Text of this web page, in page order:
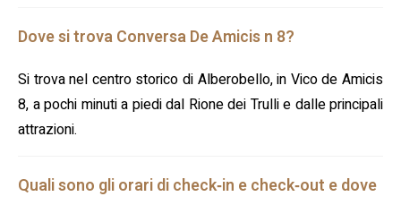
Dove si trova Conversa De Amicis n 8?
Si trova nel centro storico di Alberobello, in Vico de Amicis
8, a pochi minuti a piedi dal Rione dei Trulli e dalle principali
attrazioni.
Quali sono gli orari di check‑in e check‑out e dove